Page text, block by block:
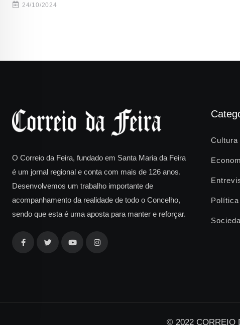
24/10/2024
O Correio da Feira, fundado em Santa Maria da Feira
é um jornal regional e conta com mais de 126 anos.
Desenvolvemos um trabalho importante de
acompanhamento da realidade de todo o Concelho,
sendo que esta é uma aposta para manter e reforçar.
Cultura
Política
© 2022 CORREIO